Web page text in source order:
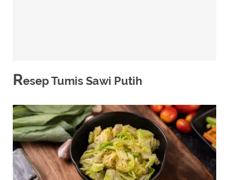
Resep Tumis Sawi Putih